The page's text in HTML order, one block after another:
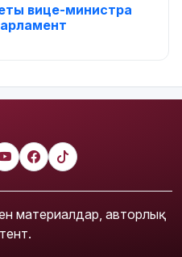
вице-министра
материалдар, авторлық